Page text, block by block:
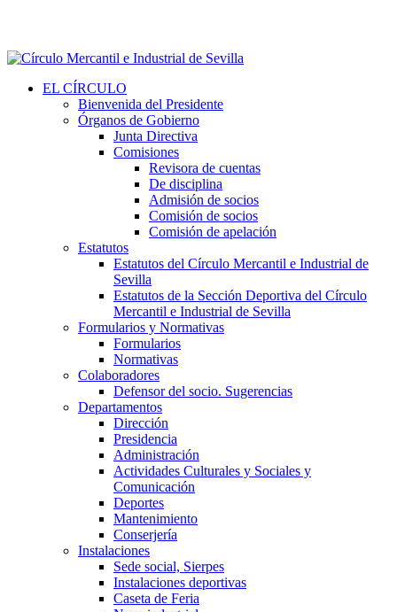
EL CÍRCULO
Bienvenida del Presidente
Órganos de Gobierno
Junta Directiva
Comisiones
Revisora de cuentas
De disciplina
Admisión de socios
Comisión de socios
Comisión de apelación
Estatutos
Estatutos del Círculo Mercantil e Industrial de
Sevilla
Estatutos de la Sección Deportiva del Círculo
Mercantil e Industrial de Sevilla
Formularios y Normativas
Formularios
Normativas
Colaboradores
Defensor del socio. Sugerencias
Departamentos
Dirección
Presidencia
Administración
Actividades Culturales y Sociales y
Comunicación
Deportes
Mantenimiento
Conserjería
Instalaciones
Sede social, Sierpes
Instalaciones deportivas
Caseta de Feria